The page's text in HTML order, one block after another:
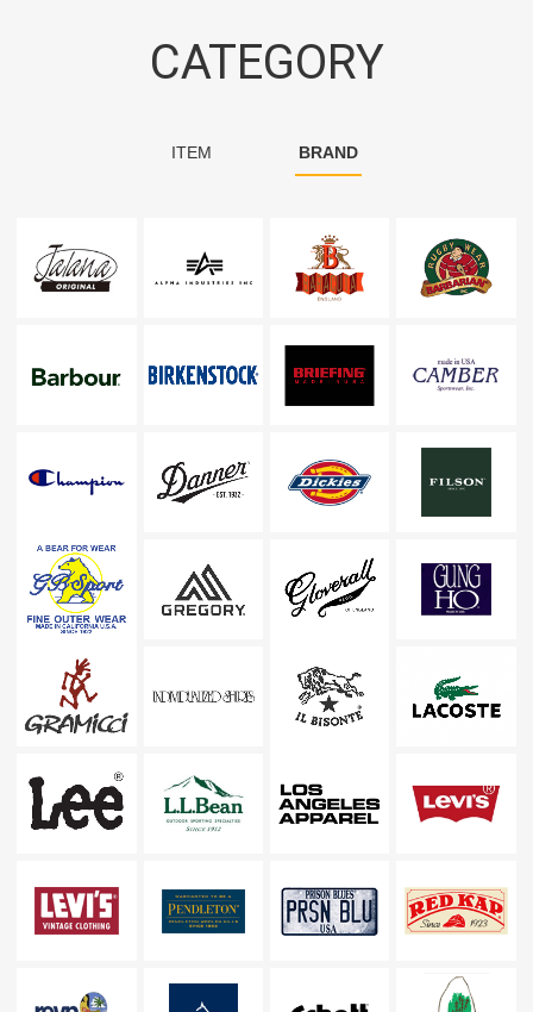
CATEGORY
ITEM BRAND